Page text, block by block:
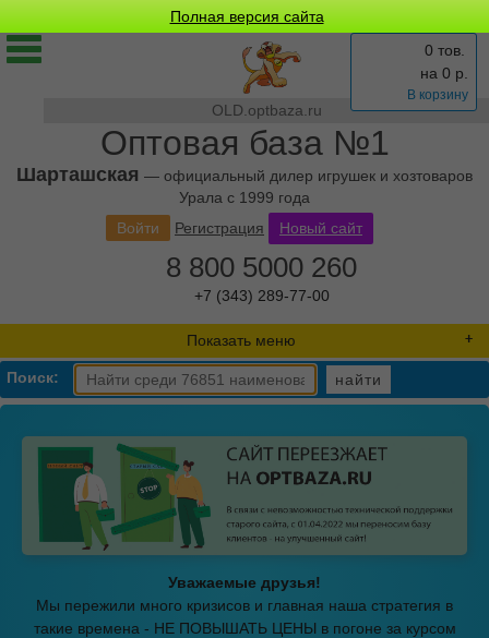
Полная версия сайта
OLD.optbaza.ru
Оптовая база №1
Шарташская — официальный дилер игрушек и хозтоваров
Урала с 1999 года
0 тов.
на 0 р.
В корзину
Войти Регистрация Новый сайт
8 800 5000 260
+7 (343) 289-77-00
Показать меню
Поиск: найти
Уважаемые друзья!
Мы пережили много кризисов и главная наша стратегия в
такие времена - НЕ ПОВЫШАТЬ ЦЕНЫ в погоне за курсом